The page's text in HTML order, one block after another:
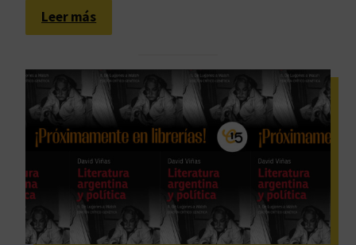
Leer más:
E
u
v
i
m
e
s
t
u
v